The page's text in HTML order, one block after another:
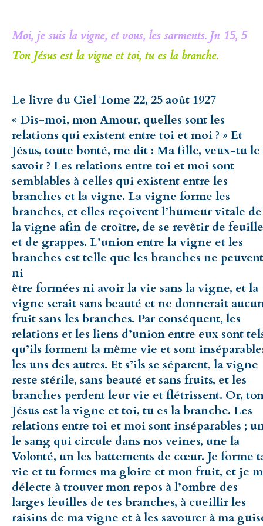
Moi, je suis la vigne, et vous, les sarments. Jn 15, 5
Ton Jésus est la vigne et toi, tu es la branche.
Le livre du Ciel Tome 22, 25 août 1927
« Dis-moi, mon Amour, quelles sont les
relations qui existent entre toi et moi ? » Et
Jésus, toute bonté, me dit : Ma fille, veux-tu le
savoir ? Les relations entre toi et moi sont
semblables à celles qui existent entre les
branches et la vigne. La vigne forme les
branches, et elles reçoivent l’humeur vitale de
la vigne afin de croître, de se revêtir de
et de grappes. L’union entre la vigne et les
branches est telle que les branches ne peuvent
ni
être formées ni avoir la vie sans la vigne, et la
vigne serait sans beauté et ne donnerait
fruit sans les branches. Par conséquent, les
relations et les liens d’union entre eux sont
qu’ils forment la même vie et sont
les uns des autres. Et s’ils se séparent, la vigne
reste stérile, sans beauté et sans fruits, et les
branches perdent leur vie et flétrissent. Or,
Jésus est la vigne et toi, tu es la branche. Les
relations entre toi et moi sont inséparables ;
le sang qui circule dans nos veines, une la
Volonté, un les battements de cœur. Je forme
vie et tu formes ma gloire et mon fruit, et je
délecte à trouver mon repos à l’ombre des
larges feuilles de tes branches, à cueillir les
raisins de ma vigne et à les savourer à ma